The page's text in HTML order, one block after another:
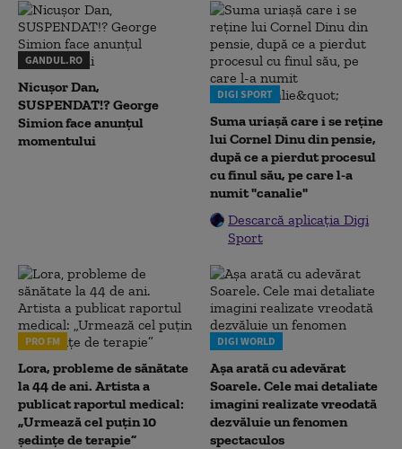
GANDUL.RO
Nicușor Dan,
SUSPENDAT!? George
Simion face anunțul
momentului
DIGI SPORT
Suma uriașă care i se reține
lui Cornel Dinu din pensie,
după ce a pierdut procesul
cu finul său, pe care l-a
numit "canalie"
Descarcă aplicația Digi
Sport
PRO FM
Lora, probleme de sănătate
la 44 de ani. Artista a
publicat raportul medical:
„Urmează cel puțin 10
ședințe de terapie”
DIGI WORLD
Așa arată cu adevărat
Soarele. Cele mai detaliate
imagini realizate vreodată
dezvăluie un fenomen
spectaculos